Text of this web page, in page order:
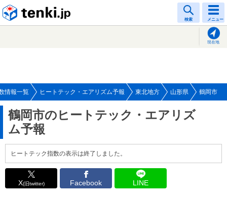
検索 メニュー
現在地
情報一覧 ヒートテック・エアリズム予報 東北地方 山形県 鶴岡市
鶴岡市のヒートテック・エアリズ
ム予報
ヒートテック指数の表示は終了しました。
X(旧twitter) Facebook LINE